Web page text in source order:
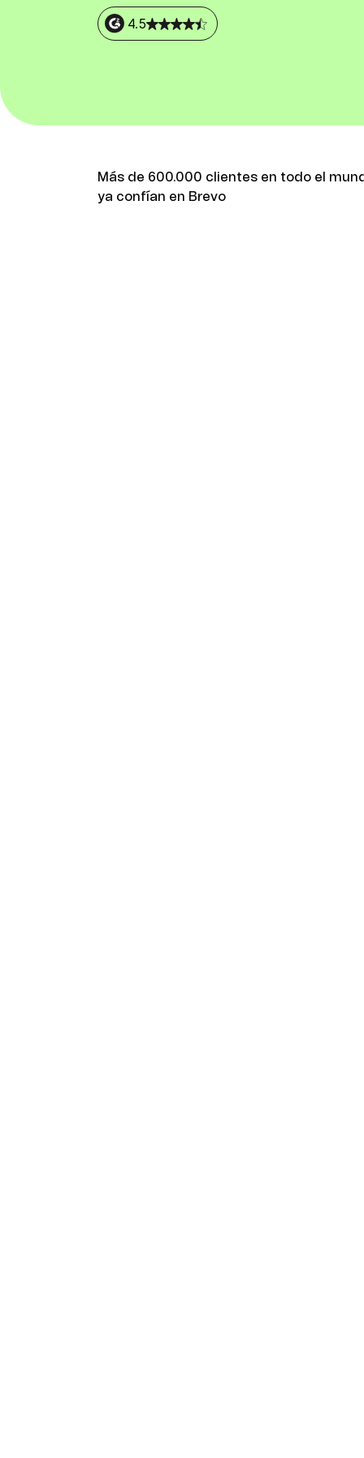
Integra Brevo con más de 150 herramientas
digitales como Shopify, WordPress, Stripe,
y más.
4.5
Más de 600.000 clientes en todo el
ya confían en Brevo